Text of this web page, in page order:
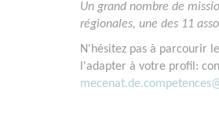
Un grand nombre de
régionales, une des 11
N'hésitez pas à parcourir
l'adapter à votre profil: